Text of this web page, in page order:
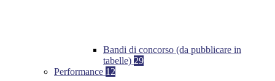
Bandi di concorso (da pubblicare in
tabelle) 29
Performance 12